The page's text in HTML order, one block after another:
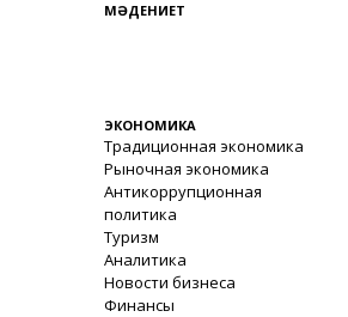
МӘДЕНИЕТ
ЭКОНОМИКА
Традиционная экономика
Рыночная экономика
Антикоррупционная
политика
Туризм
Аналитика
Новости бизнеса
Финансы